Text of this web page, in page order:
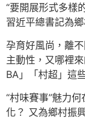
“要開展形式多樣
習近平總書記為
孕育好風尚，離
主動性，又哪裡
BA」「村超」這
“村味賽事”魅力
化？ 又為鄉村振